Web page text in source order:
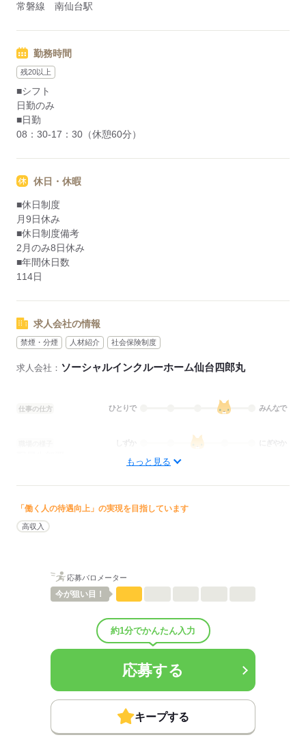
常磐線 南仙台駅
勤務時間
残20以上
■シフト
日勤のみ
■日勤
08：30-17：30（休憩60分）
休日・休暇
■休日制度
月9日休み
■休日制度備考
2月のみ8日休み
■年間休日数
114日
求人会社の情報
禁煙・分煙 人材紹介 社会保険制度
求人会社： ソーシャルインクルーホーム仙台四郎丸
仕事の仕方 ひとりで みんなで
にぎやか
■賞与備考：なし
■その他福利厚生：
・従業員紹介制度（リファラル）
・定期健康診断
■その他手当：
・その他手当：～15万8000円
応募する
もっと見る
「働く人の待遇向上」の実現を目指しています
高収入
応募バロメーター
今が狙い目！
約1分でかんたん入力
応募する
キープする